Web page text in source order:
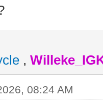
,
08:24 AM